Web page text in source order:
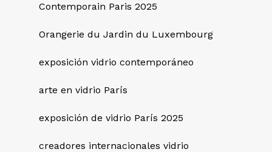
Contemporain Paris 2025
Orangerie du Jardin du Luxembourg
exposición vidrio contemporáneo
arte en vidrio París
exposición de vidrio París 2025
creadores internacionales vidrio